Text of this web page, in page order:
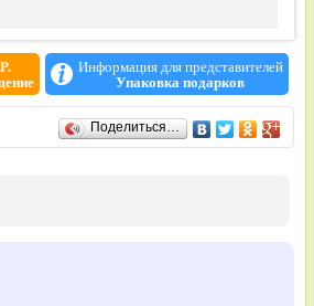
Информация для представителей
Упаковка подарков
Поделиться…